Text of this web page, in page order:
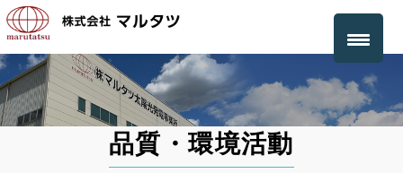
株
式
品質・環境活動